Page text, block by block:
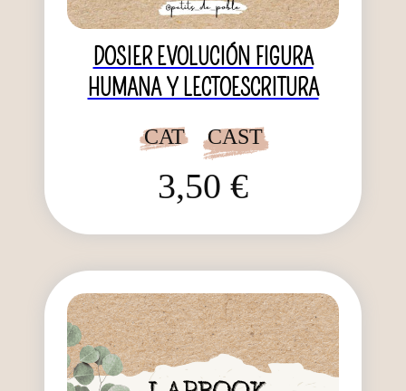
DOSIER EVOLUCIÓN FIGURA
HUMANA Y LECTOESCRITURA
CAT CAST
3,50 €